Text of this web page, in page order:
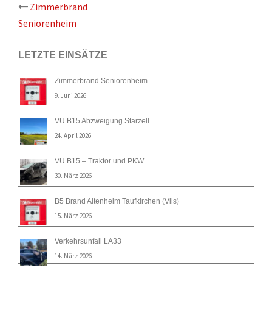
Beitrags-
Zimmerbrand
Seniorenheim
LETZTE EINSÄTZE
Zimmerbrand Seniorenheim
9. Juni 2026
VU B15 Abzweigung Starzell
24. April 2026
VU B15 – Traktor und PKW
30. März 2026
B5 Brand Altenheim Taufkirchen (Vils)
15. März 2026
Verkehrsunfall LA33
14. März 2026